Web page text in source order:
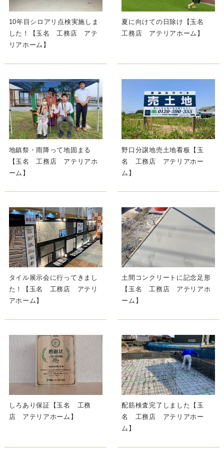
10年目シロアリ点検実施しま
した！【玉名 工務店 アテ
リアホーム】
夏に向けての日除け【玉名
工務店 アテリアホーム】
地鎮祭・雨降って地固まる
【玉名 工務店 アテリアホ
ーム】
野口分譲地売土地看板【玉
名 工務店 アテリアホー
ム】
タイル展示会に行ってきまし
た！【玉名 工務店 アテリ
アホーム】
土間コンクリートに記念足形
【玉名 工務店 アテリアホ
ーム】
しろあり保証【玉名 工務
店 アテリアホーム】
配筋検査完了しました【玉
名 工務店 アテリアホー
ム】